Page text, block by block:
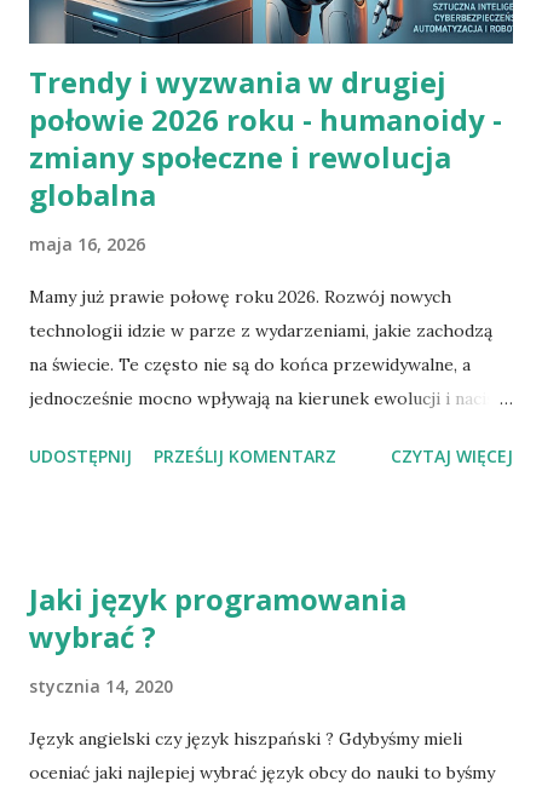
Trendy i wyzwania w drugiej
połowie 2026 roku - humanoidy -
zmiany społeczne i rewolucja
globalna
maja 16, 2026
Mamy już prawie połowę roku 2026. Rozwój nowych
technologii idzie w parze z wydarzeniami, jakie zachodzą
na świecie. Te często nie są do końca przewidywalne, a
jednocześnie mocno wpływają na kierunek ewolucji i nacisk
humanoidy – coraz więcej firm przestawia się na masową
Warchocki, czyli nasz krajowy, „rolkowy” robot oparty
właśnie na tym modelu). Posiada on baterię litowo-jonową o
chodzi o wykorzystanie humanoidów w przemyśle ? Ten
niezwykle popularny robot w rzeczywistości na jednym
ładowaniu może funkcjonować przez około 2 godziny. Czy
UDOSTĘPNIJ PRZEŚLIJ KOMENTARZ CZYTAJ WIĘCEJ
Jaki język programowania
wybrać ?
stycznia 14, 2020
Język angielski czy język hiszpański ? Gdybyśmy mieli
oceniać jaki najlepiej wybrać język obcy do nauki to byśmy